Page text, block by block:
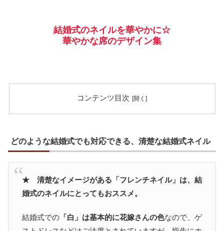
結婚式のネイルを華やかに☆
華やかな席のデザイン集
コンテンツ目次
どのような結婚式でも対応できる、清楚な結婚式ネイル
★ 清楚なイメージがある「フレンチネイル」は、結
婚式のネイルにとってもおススメ。
結婚式での 「白」は基本的に花嫁さんの色なので、ゲ